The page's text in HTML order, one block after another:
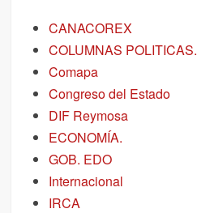
CANACOREX
COLUMNAS POLITICAS.
Comapa
Congreso del Estado
DIF Reymosa
ECONOMÍA.
GOB. EDO
Internacional
IRCA